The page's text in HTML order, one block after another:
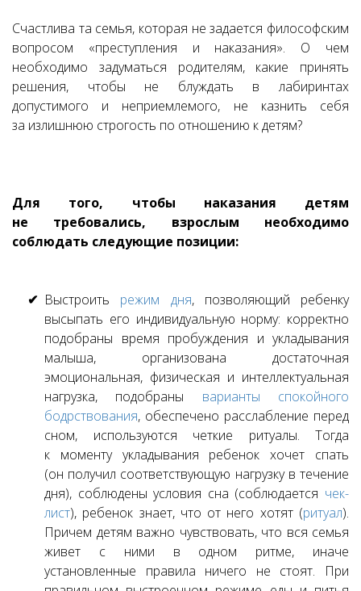
Счастлива та семья, которая не задается философским
вопросом «преступления и наказания». О чем
необходимо задуматься родителям, какие принять
решения, чтобы не блуждать в лабиринтах
допустимого и неприемлемого, не казнить себя
за излишнюю строгость по отношению к детям?
Для того, чтобы наказания детям
не требовались, взрослым необходимо
соблюдать следующие позиции:
Выстроить режим дня, позволяющий ребенку
высыпать его индивидуальную норму: корректно
подобраны время пробуждения и укладывания
малыша, организована достаточная
эмоциональная, физическая и интеллектуальная
нагрузка, подобраны варианты спокойного
бодрствования, обеспечено расслабление перед
сном, используются четкие ритуалы. Тогда
к моменту укладывания ребенок хочет спать
(он получил соответствующую нагрузку в течение
дня), соблюдены условия сна (соблюдается чек-
лист), ребенок знает, что от него хотят (ритуал).
Причем детям важно чувствовать, что вся семья
живет с ними в одном ритме, иначе
установленные правила ничего не стоят. При